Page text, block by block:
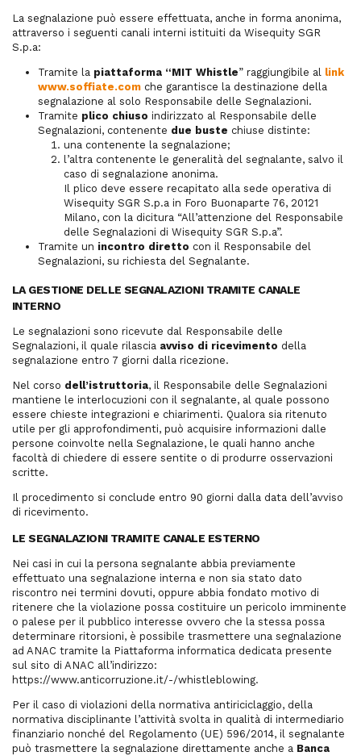
La segnalazione può essere effettuata, anche in forma anonima,
attraverso i seguenti canali interni istituiti da Wisequity SGR
S.p.a:
Tramite la piattaforma “MIT Whistle” raggiungibile al link
www.soffiate.com che garantisce la destinazione della
segnalazione al solo Responsabile delle Segnalazioni.
Tramite plico chiuso indirizzato al Responsabile delle
Segnalazioni, contenente due buste chiuse distinte:
una contenente la segnalazione;
l’altra contenente le generalità del segnalante, salvo il
caso di segnalazione anonima.
Il plico deve essere recapitato alla sede operativa di
Wisequity SGR S.p.a in Foro Buonaparte 76, 20121
Milano, con la dicitura “All’attenzione del Responsabile
delle Segnalazioni di Wisequity SGR S.p.a”.
Tramite un incontro diretto con il Responsabile del
Segnalazioni, su richiesta del Segnalante.
LA GESTIONE DELLE SEGNALAZIONI TRAMITE CANALE
INTERNO
Le segnalazioni sono ricevute dal Responsabile delle
Segnalazioni, il quale rilascia avviso di ricevimento della
segnalazione entro 7 giorni dalla ricezione.
Nel corso dell’istruttoria, il Responsabile delle Segnalazioni
mantiene le interlocuzioni con il segnalante, al quale possono
essere chieste integrazioni e chiarimenti. Qualora sia ritenuto
utile per gli approfondimenti, può acquisire informazioni dalle
persone coinvolte nella Segnalazione, le quali hanno anche
facoltà di chiedere di essere sentite o di produrre osservazioni
scritte.
Il procedimento si conclude entro 90 giorni dalla data dell’avviso
di ricevimento.
LE SEGNALAZIONI TRAMITE CANALE ESTERNO
Nei casi in cui la persona segnalante abbia previamente
effettuato una segnalazione interna e non sia stato dato
riscontro nei termini dovuti, oppure abbia fondato motivo di
ritenere che la violazione possa costituire un pericolo imminente
o palese per il pubblico interesse ovvero che la stessa possa
determinare ritorsioni, è possibile trasmettere una segnalazione
ad ANAC tramite la Piattaforma informatica dedicata presente
sul sito di ANAC all’indirizzo:
https://www.anticorruzione.it/-/whistleblowing.
Per il caso di violazioni della normativa antiriciclaggio, della
normativa disciplinante l’attività svolta in qualità di intermediario
finanziario nonché del Regolamento (UE) 596/2014, il segnalante
può trasmettere la segnalazione direttamente anche a Banca